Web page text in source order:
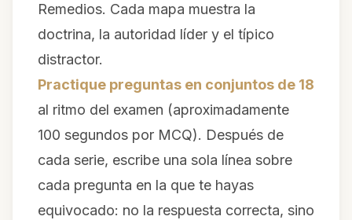
Remedios. Cada mapa muestra la
doctrina, la autoridad líder y el típico
distractor.
Practique preguntas en conjuntos de 18
al ritmo del examen (aproximadamente
100 segundos por MCQ). Después de
cada serie, escribe una sola línea sobre
cada pregunta en la que te hayas
equivocado: no la respuesta correcta, sino